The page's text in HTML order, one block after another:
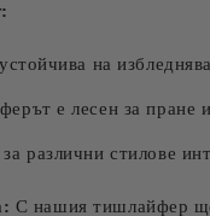
на
е лесен за пране
различни стилове
С нашия тишлайфер ще